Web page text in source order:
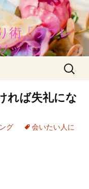
術「ラブレ
ッド」
検
れば失礼にな
グ
会いたい人に